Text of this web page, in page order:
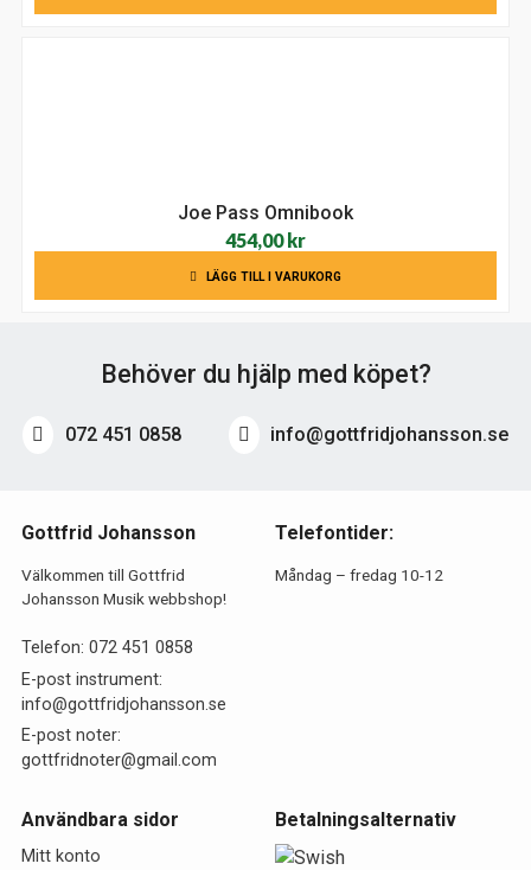
Joe Pass Omnibook
454,00kr
LÄGG TILL I VARUKORG
Behöver du hjälp med köpet?
072 451 0858 info@gottfridjohansson.se
Gottfrid Johansson
Välkommen till Gottfrid
Johansson Musik webbshop!
Telefon: 072 451 0858
E-post instrument:
info@gottfridjohansson.se
E-post noter:
gottfridnoter@gmail.com
Telefontider:
Måndag – fredag 10-12
Användbara sidor
Mitt konto
Betalningsalternativ